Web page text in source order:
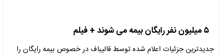
۵ میلیون نفر رایگان بیمه می شوند + فیلم
جدیدترین جزئیات اعلام شده توسط قالیباف در خصوص بیمه رایگان را